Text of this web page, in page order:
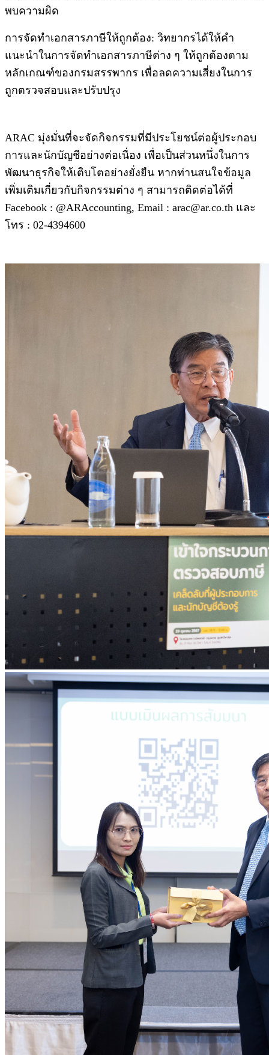
พบความผิด
การจัดทำเอกสารภาษีให้ถูกต้อง: วิทยากรได้ให้คำ
แนะนำในการจัดทำเอกสารภาษีต่าง ๆ ให้ถูกต้องตาม
หลักเกณฑ์ของกรมสรรพากร เพื่อลดความเสี่ยงในการ
ถูกตรวจสอบและปรับปรุง
ARAC มุ่งมั่นที่จะจัดกิจกรรมที่มีประโยชน์ต่อผู้ประกอบ
การและนักบัญชีอย่างต่อเนื่อง เพื่อเป็นส่วนหนึ่งในการ
พัฒนาธุรกิจให้เติบโตอย่างยั่งยืน หากท่านสนใจข้อมูล
เพิ่มเติมเกี่ยวกับกิจกรรมต่าง ๆ สามารถติดต่อได้ที่
Facebook : @ARAccounting, Email : arac@ar.co.th และ
โทร : 02-4394600